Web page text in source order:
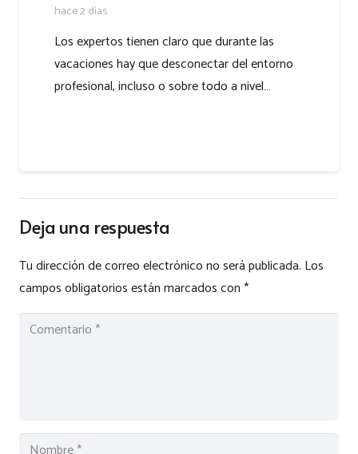
hace 2 días
Los expertos tienen claro que durante las
vacaciones hay que desconectar del entorno
profesional, incluso o sobre todo a nivel…
Deja una respuesta
Tu dirección de correo electrónico no será publicada. Los
campos obligatorios están marcados con*